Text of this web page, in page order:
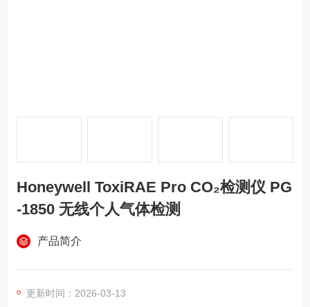
Honeywell ToxiRAE Pro CO₂检测仪 PG
-1850 无线个人气体检测
产品简介
更新时间：2026-03-13